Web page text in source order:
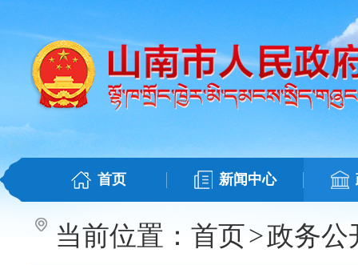
首页 新闻中心
当前位置： 首页>政务公